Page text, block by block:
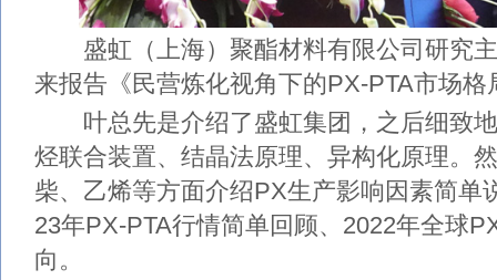
盛虹（上海）聚酯材料有限公司研究主
来报告《民营炼化视角下的PX-PTA市场格
叶总先是介绍了盛虹集团，之后细致地
烃联合装置、结晶法原理、异构化原理。
柴、乙烯等方面介绍PX生产影响因素简单
23年PX-PTA行情简单回顾、2022年全球
向。